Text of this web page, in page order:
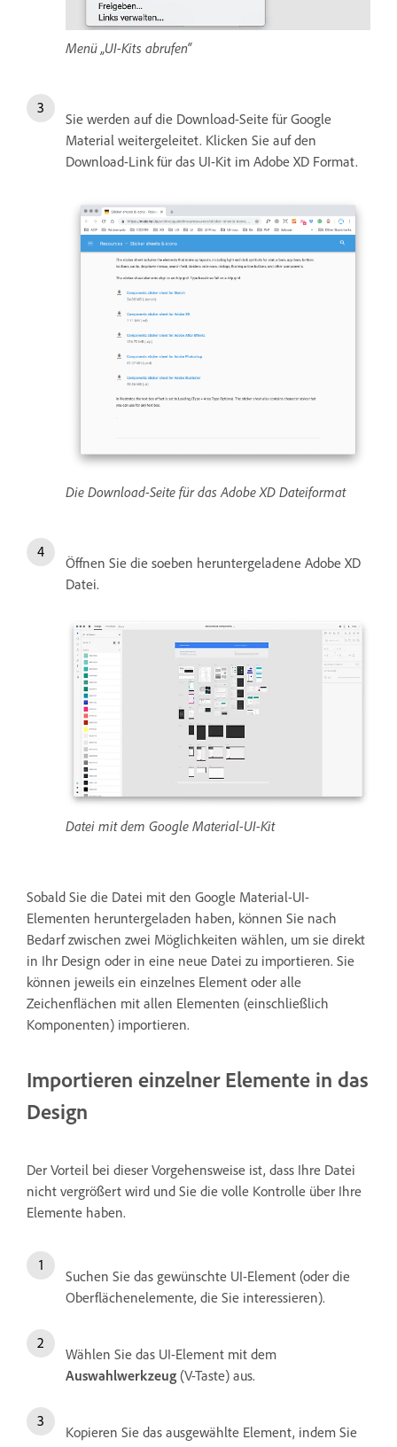
Menü „UI-Kits abrufen“
Sie werden auf die Download-Seite für Google
Material weitergeleitet. Klicken Sie auf den
Download-Link für das UI-Kit im Adobe XD Format.
Die Download-Seite für das Adobe XD Dateiformat
Öffnen Sie die soeben heruntergeladene Adobe XD
Datei.
Datei mit dem Google Material-UI-Kit
Sobald Sie die Datei mit den Google Material-UI-
Elementen heruntergeladen haben, können Sie nach
Bedarf zwischen zwei Möglichkeiten wählen, um sie direkt
in Ihr Design oder in eine neue Datei zu importieren. Sie
können jeweils ein einzelnes Element oder alle
Zeichenflächen mit allen Elementen (einschließlich
Komponenten) importieren.
Importieren einzelner Elemente in das
Design
Der Vorteil bei dieser Vorgehensweise ist, dass Ihre Datei
nicht vergrößert wird und Sie die volle Kontrolle über Ihre
Elemente haben.
Suchen Sie das gewünschte UI-Element (oder die
Oberflächenelemente, die Sie interessieren).
Wählen Sie das UI-Element mit dem
Auswahlwerkzeug (V-Taste) aus.
Kopieren Sie das ausgewählte Element, indem Sie